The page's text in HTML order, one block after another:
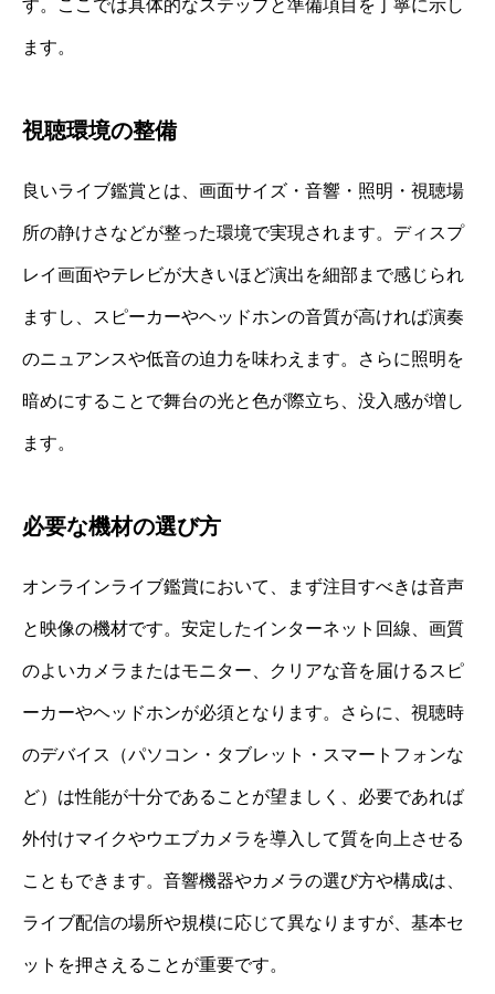
す。ここでは具体的なステップと準備項目を丁寧に示し
ます。
視聴環境の整備
良いライブ鑑賞とは、画面サイズ・音響・照明・視聴場
所の静けさなどが整った環境で実現されます。ディスプ
レイ画面やテレビが大きいほど演出を細部まで感じられ
ますし、スピーカーやヘッドホンの音質が高ければ演奏
のニュアンスや低音の迫力を味わえます。さらに照明を
暗めにすることで舞台の光と色が際立ち、没入感が増し
ます。
必要な機材の選び方
オンラインライブ鑑賞において、まず注目すべきは音声
と映像の機材です。安定したインターネット回線、画質
のよいカメラまたはモニター、クリアな音を届けるスピ
ーカーやヘッドホンが必須となります。さらに、視聴時
のデバイス（パソコン・タブレット・スマートフォンな
ど）は性能が十分であることが望ましく、必要であれば
外付けマイクやウエブカメラを導入して質を向上させる
こともできます。音響機器やカメラの選び方や構成は、
ライブ配信の場所や規模に応じて異なりますが、基本セ
ットを押さえることが重要です。